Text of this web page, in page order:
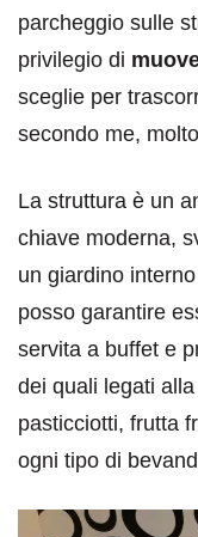
parcheggio sulle
privilegio di
sceglie per
secondo me,
La struttura è un
chiave moderna,
un giardino
posso garantire
servita a buffet e
dei quali legati
pasticciotti, frutta
ogni tipo di